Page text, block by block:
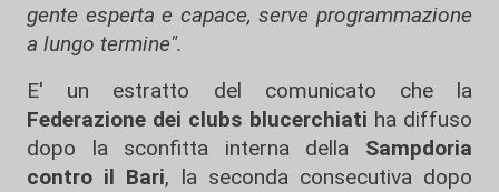
gente esperta e capace, serve programmazione
a lungo termine".
E' un estratto del comunicato che la
Federazione dei clubs blucerchiati ha diffuso
dopo la sconfitta interna della Sampdoria
contro il Bari, la seconda consecutiva dopo